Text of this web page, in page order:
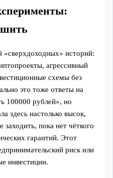
историй:
агрессивный
схемы без
это тоже ответы на
100000 рублей», но
здесь настолько высок,
пока нет чёткого
гарантий. Этот
риск или
инвестиции.